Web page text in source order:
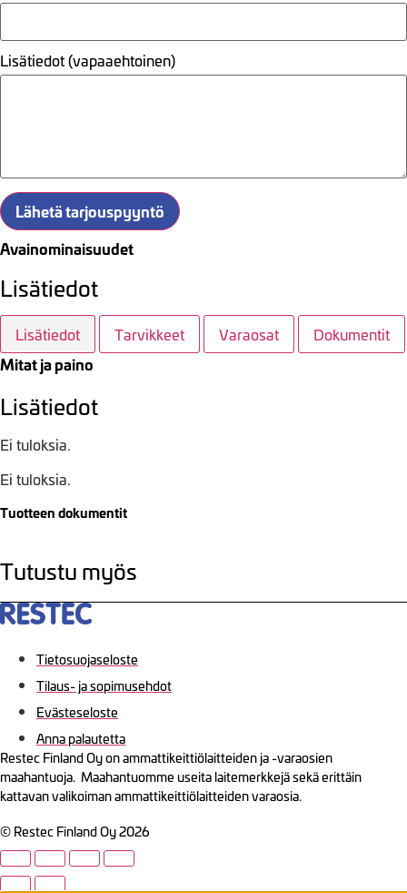
Lisätiedot (vapaaehtoinen)
Lähetä tarjouspyyntö
Avainominaisuudet
Lisätiedot
Lisätiedot Tarvikkeet Varaosat Dokumentit
Mitat ja paino
Lisätiedot
Ei tuloksia.
Ei tuloksia.
Tuotteen dokumentit
Tutustu myös
Tietosuojaseloste
Tilaus- ja sopimusehdot
Evästeseloste
Anna palautetta
Restec Finland Oy on ammattikeittiölaitteiden ja -varaosien
maahantuoja. Maahantuomme useita laitemerkkejä sekä erittäin
kattavan valikoiman ammattikeittiölaitteiden varaosia.
© Restec Finland Oy 2026